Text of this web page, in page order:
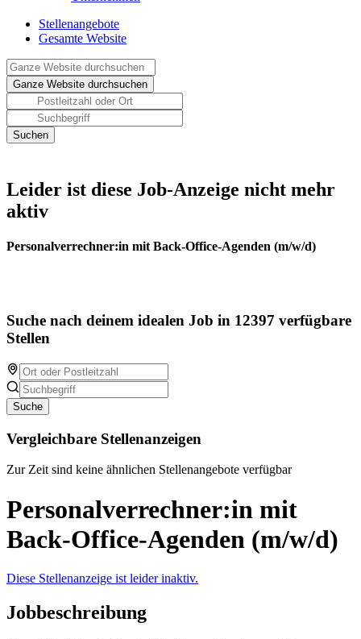
Stellenangebote
Gesamte Website
Leider ist diese Job-Anzeige nicht mehr
aktiv
Personalverrechner:in mit Back-Office-Agenden (m/w/d)
Suche nach deinem idealen Job in 12397 verfügbare
Stellen
Suche
Vergleichbare Stellenanzeigen
Zur Zeit sind keine ähnlichen Stellenangebote verfügbar
Personalverrechner:in mit
Back-Office-Agenden (m/w/d)
Diese Stellenanzeige ist leider inaktiv.
Jobbeschreibung